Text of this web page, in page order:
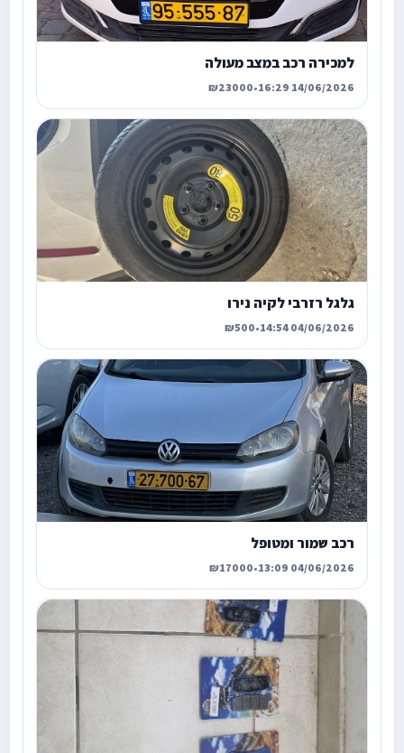
למכירה רכב במצב מעולה
14/06/2026 16:29
•
₪23000
גלגל רזרבי לקיה נירו
04/06/2026 14:54
•
₪500
רכב שמור ומטופל
04/06/2026 13:09
•
₪17000